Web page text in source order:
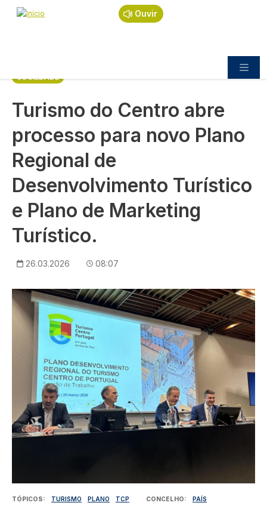
Passar para o conteúdo principal
Ouvir
Navegação estrutural
Início
Sociedade
Turismo do Centro abre processo para novo
SOCIEDADE
Turismo do Centro abre
processo para novo Plano
Regional de
Desenvolvimento Turístico
e Plano de Marketing
Turístico.
26.03.2026 08:07
Imagem
TÓPICOS TURISMO PLANO TCP CONCELHO PAÍS